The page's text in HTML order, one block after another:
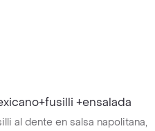
+ensalada
al dente en salsa napolitana,